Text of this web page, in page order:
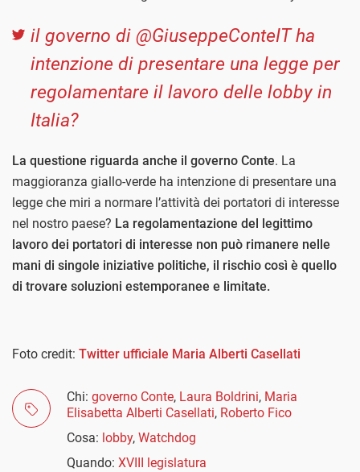
il governo di @GiuseppeConteIT ha
intenzione di presentare una legge per
regolamentare il lavoro delle lobby in
Italia?
La questione riguarda anche il governo Conte. La
maggioranza giallo-verde ha intenzione di presentare una
legge che miri a normare l’attività dei portatori di interesse
nel nostro paese? La regolamentazione del legittimo
lavoro dei portatori di interesse non può rimanere nelle
mani di singole iniziative politiche, il rischio così è quello
di trovare soluzioni estemporanee e limitate.
Foto credit: Twitter ufficiale Maria Alberti Casellati
Chi: governo Conte, Laura Boldrini, Maria
Elisabetta Alberti Casellati, Roberto Fico
Cosa: lobby, Watchdog
Quando: XVIII legislatura